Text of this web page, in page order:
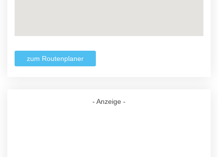
zum Routenplaner
- Anzeige -